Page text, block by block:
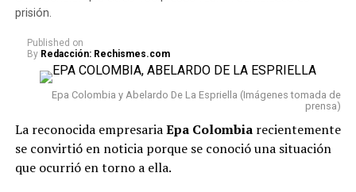
prisión.
Published on
By Redacción: Rechismes.com
Epa Colombia y Abelardo De La Espriella (Imágenes tomada de
prensa)
La reconocida empresariaEpa Colombiarecientemente
se convirtió en noticia porque se conoció una situación
que ocurrió en torno a ella.